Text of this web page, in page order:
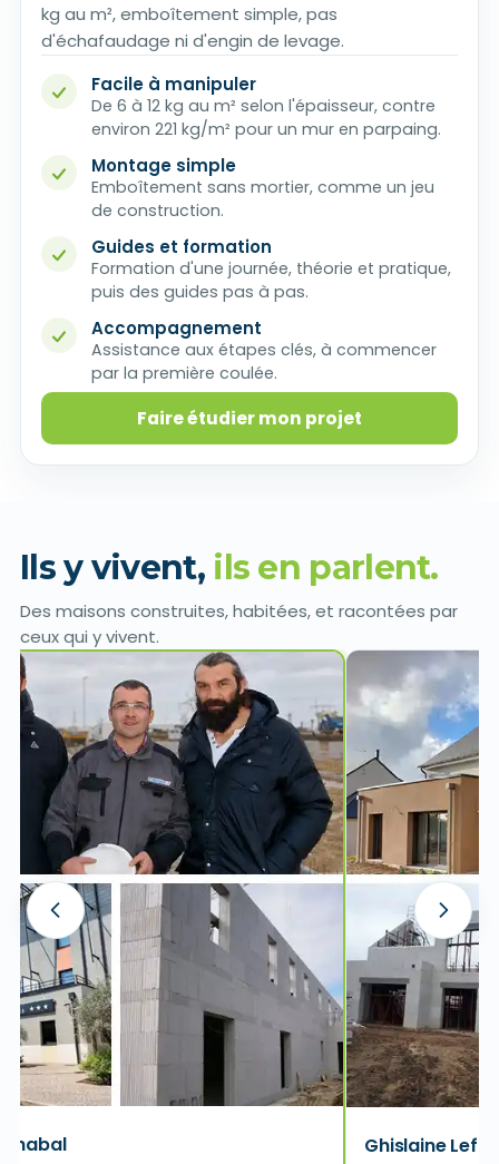
kg au m², emboîtement simple, pas
d'échafaudage ni d'engin de levage.
Facile à manipuler
De 6 à 12 kg au m² selon l'épaisseur, contre
environ 221 kg/m² pour un mur en parpaing.
Montage simple
Emboîtement sans mortier, comme un jeu
de construction.
Guides et formation
Formation d'une journée, théorie et pratique,
puis des guides pas à pas.
Accompagnement
Assistance aux étapes clés, à commencer
par la première coulée.
Faire étudier mon projet
Ils y vivent, ils en parlent.
Des maisons construites, habitées, et racontées par
ceux qui y vivent.
Ghislaine Lefol